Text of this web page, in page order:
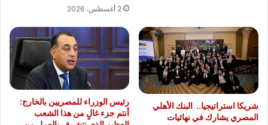
2 أغسطس، 2026
شريكا استراتيجيا.. البنك الأهلي
المصري يشارك في نهائيات
رئيس الوزراء للمصريين بالخارج:
أنتم جزء غالٍ من هذا الشعب